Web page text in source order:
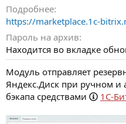
Подробнее
https://marketplace.1c-
Пароль на архив
Находится во вкладке
Модуль отправляет
Яндекс.Диск при ручном и
бэкапа средствами
1С-